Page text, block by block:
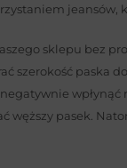
jeansów,
sklepu bez
szerokość paska
węższy pasek.